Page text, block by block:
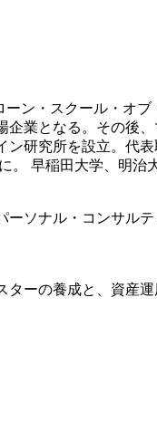
ン・スクール・オ
業となる。その後
研究所を設立。代
早稲田大学、明治
ソナル・コンサル
ーの養成と、資産